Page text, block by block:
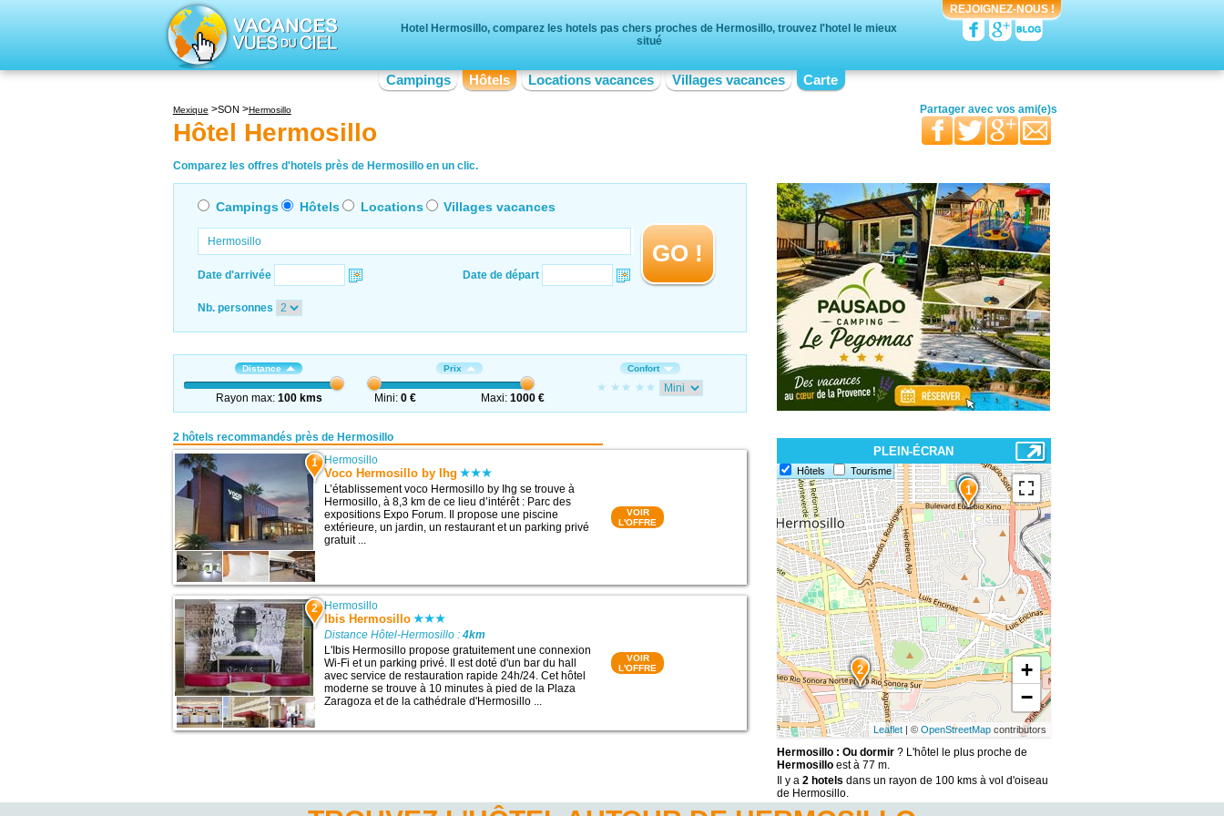
Hotel Hermosillo, comparez les hotels pas chers proches de Hermosillo, trouvez l'hotel le mieux
situé
REJOIGNEZ-NOUS !
Campings Hôtels Locations vacances Villages vacances Carte
Mexique SON Hermosillo
Hôtel Hermosillo
Partager avec vos ami(e)s
Comparez les offres d'hotels près de Hermosillo en un clic.
Campings Hôtels Locations Villages vacances
Date d'arrivée Date de départ
GO !
Nb. personnes
Distance
Rayon max: 100 kms
Prix
Mini:0 € Maxi: 1000 €
Confort
2 hôtels recommandés près de Hermosillo
1 Hermosillo
Voco Hermosillo by Ihg
L’établissement voco Hermosillo by Ihg se trouve à
Hermosillo, à 8,3 km de ce lieu d’intérêt : Parc des
expositions Expo Forum. Il propose une piscine
extérieure, un jardin, un restaurant et un parking privé
gratuit ...
VOIR
L'OFFRE
2 Hermosillo
Ibis Hermosillo
Distance Hôtel-Hermosillo :4km
L'Ibis Hermosillo propose gratuitement une connexion
Wi-Fi et un parking privé. Il est doté d'un bar du hall
avec service de restauration rapide 24h/24. Cet hôtel
moderne se trouve à 10 minutes à pied de la Plaza
Zaragoza et de la cathédrale d'Hermosillo ...
VOIR
L'OFFRE
PLEIN-ÉCRAN
Hôtels Tourisme
2
1
+
−
Leaflet | ©OpenStreetMap contributors
Hermosillo : Ou dormir? L'hôtel le plus proche de
Hermosilloest à 77 m.
Il y a 2 hotels dans un rayon de 100 kms à vol d'oiseau
de Hermosillo.